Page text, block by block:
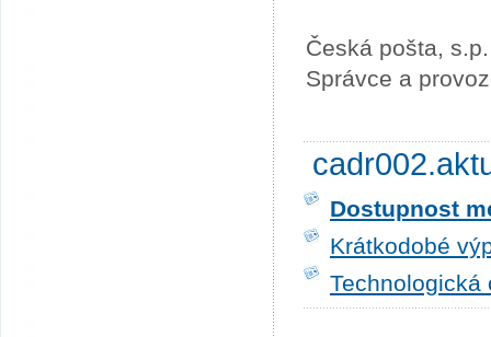
Česká pošta, s.p.
Správce a
Dostupnost
Krátkodobé
Technologická